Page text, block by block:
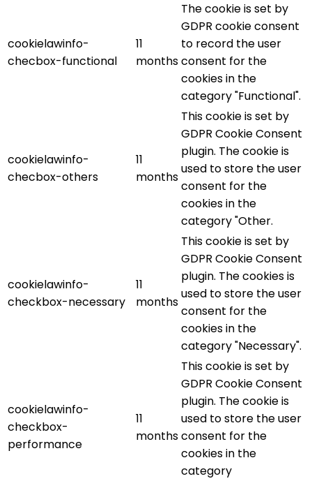
cookielawinfo-
checbox-functional
11
months
The cookie is set by
GDPR cookie consent
to record the user
consent for the
cookies in the
category "Functional".
cookielawinfo-
checbox-others
11
months
This cookie is set by
GDPR Cookie Consent
plugin. The cookie is
used to store the user
consent for the
cookies in the
category "Other.
cookielawinfo-
checkbox-necessary
11
months
This cookie is set by
GDPR Cookie Consent
plugin. The cookies is
used to store the user
consent for the
cookies in the
category "Necessary".
cookielawinfo-
checkbox-
performance
11
months
This cookie is set by
GDPR Cookie Consent
plugin. The cookie is
used to store the user
consent for the
cookies in the
category